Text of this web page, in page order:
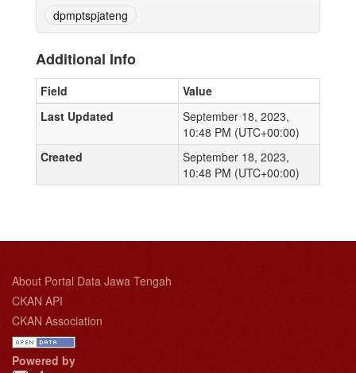
dpmptspjateng
Additional Info
Field
Value
Last Updated
September 18, 2023,
10:48 PM (UTC+00:00)
Created
September 18, 2023,
10:48 PM (UTC+00:00)
About Portal Data Jawa Tengah
CKAN API
CKAN Association
Powered by